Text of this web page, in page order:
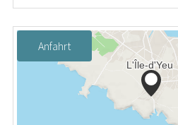
Anfahrt